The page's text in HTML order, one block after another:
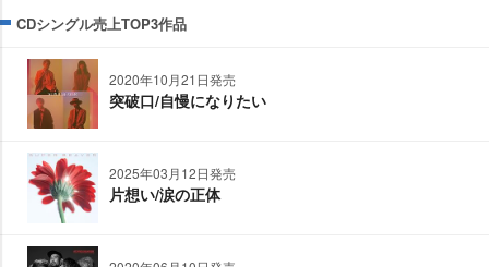
CDシングル売上TOP3作品
2020年10月21日発売
突破口/自慢になりたい
2025年03月12日発売
片想い/涙の正体